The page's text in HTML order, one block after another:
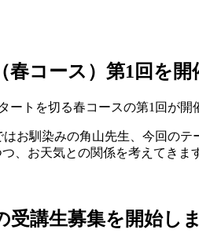
春コース）第1回を開
ートを切る春コースの第1回が開
お馴染みの角山先生、今回の
、お天気との関係を考えてきま
受講生募集を開始し